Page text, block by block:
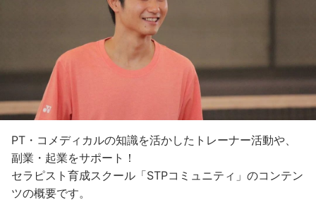
PT・コメディカルの知識を活かしたトレーナー活動や、
副業・起業をサポート！
セラピスト育成スクール「STPコミュニティ」のコンテン
ツの概要です。